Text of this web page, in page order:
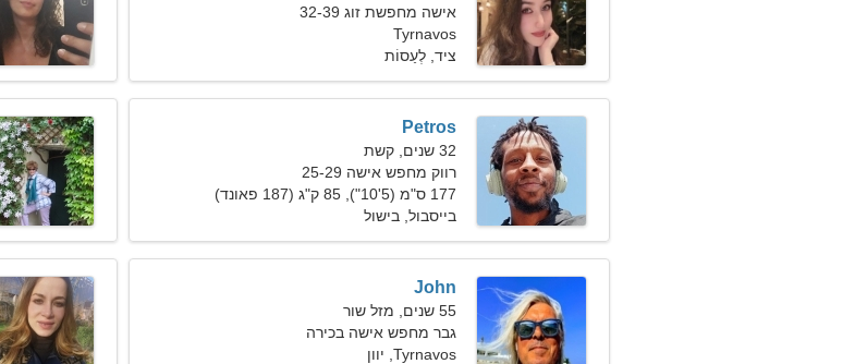
אישה מחפשת זוג 32-39
Tyrnavos
ציד, לְעַסוֹת
Petros
32 שנים, קשת
רווק מחפש אישה 25-29
177 ס"מ (5'10"), 85 ק"ג (187 פאונד)
בייסבול, בישול
John
55 שנים, מזל שור
גבר מחפש אישה בכירה
Tyrnavos, יוון